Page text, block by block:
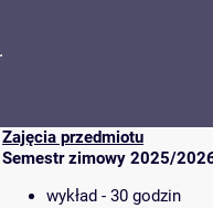
Zajęcia przedmiotu
Semestr zimowy 2025/
wykład - 30 godzin